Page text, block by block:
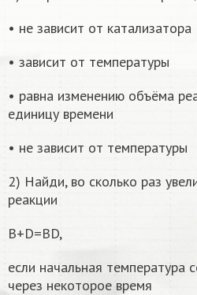
• не зависит от катализатора
• зависит от температуры
• равна изменению объёма
единицу времени
• не зависит от температуры
2) Найди, во сколько раз
реакции
B+D=BD,
если начальная температура
через некоторое время